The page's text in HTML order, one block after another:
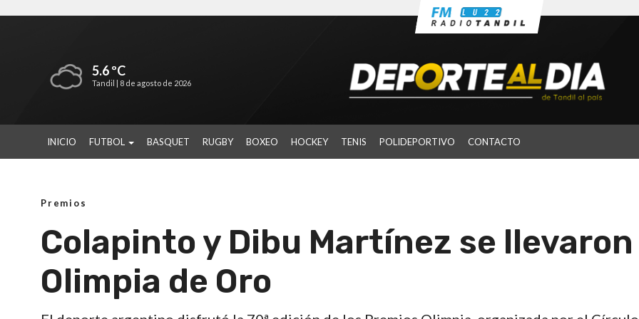
5.6 ºC
Tandil | 8 de agosto de 2026
INICIO FUTBOL BASQUET RUGBY BOXEO HOCKEY TENIS POLIDEPORTIVO CONTACTO
Premios
Colapinto y Dibu Martínez se llevaron
Olimpia de Oro